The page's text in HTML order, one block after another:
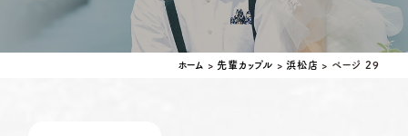
結婚指輪 婚約指輪
ホーム > 先輩カップル >浜松店 > ページ 29
岐阜本店 TEL.058-265-2756